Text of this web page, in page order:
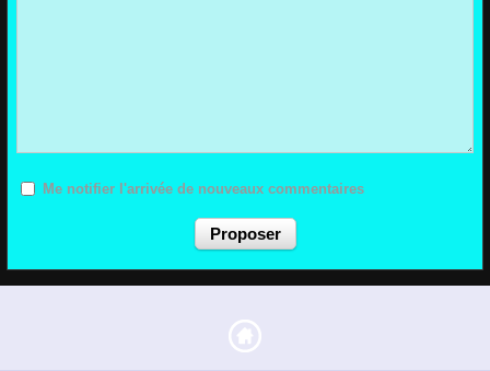
Me notifier l'arrivée de nouveaux commentaires